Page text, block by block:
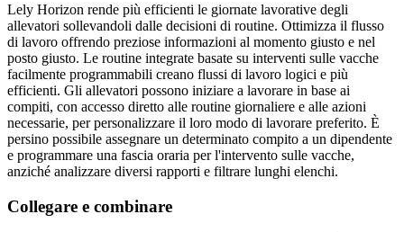
Lely Horizon rende più efficienti le giornate lavorative degli
allevatori sollevandoli dalle decisioni di routine. Ottimizza il flusso
di lavoro offrendo preziose informazioni al momento giusto e nel
posto giusto. Le routine integrate basate su interventi sulle vacche
facilmente programmabili creano flussi di lavoro logici e più
efficienti. Gli allevatori possono iniziare a lavorare in base ai
compiti, con accesso diretto alle routine giornaliere e alle azioni
necessarie, per personalizzare il loro modo di lavorare preferito. È
persino possibile assegnare un determinato compito a un dipendente
e programmare una fascia oraria per l'intervento sulle vacche,
anziché analizzare diversi rapporti e filtrare lunghi elenchi.
Collegare e combinare